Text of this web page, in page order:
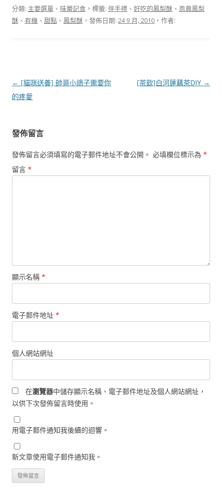
分類: 主要選單 、 味蕾記食 ，標籤:伴手禮 、 好吃的鳳梨酥 、 恩典鳳梨
酥 、 有機 、 甜點 、 鳳梨酥 ，發佈日期:24 9 月, 2010 ，作者:
文
章
← [貓咪送養] 帥哥小鴿子需要你
的疼愛
[茶飲]白河蓮藕茶DIY →
發佈留言
發佈留言必須填寫的電子郵件地址不會公開。 必填欄位標示為 *
留言 *
顯示名稱 *
電子郵件地址 *
個人網站網址
在瀏覽器中儲存顯示名稱、電子郵件地址及個人網站網址，
以供下次發佈留言時使用。
用電子郵件通知我後續的迴響。
新文章使用電子郵件通知我。